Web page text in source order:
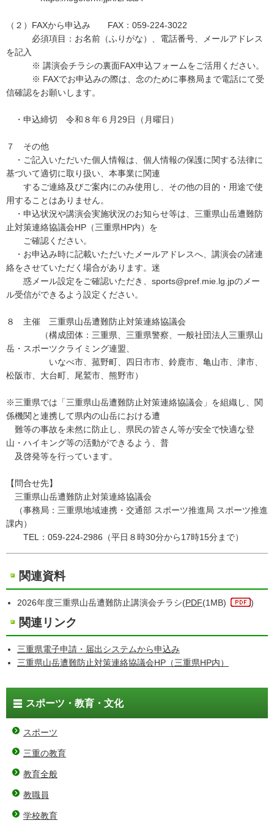
（２）FAXから申込み FAX：059-224-3022
必須項目：お名前（ふりがな）、電話番号、メールアドレス
を記入
※ 講演会チラシの裏面FAX申込フォームをご活用ください。
※ FAXでお申込みの際は、念のために事務局まで電話にて受
信確認をお願いします。
・申込締切 令和８年６月29日（月曜日）
７ その他
・ご記入いただいた個人情報は、個人情報の保護に関する法律に
基づいて適切に取り扱い、本事業に関連
するご連絡及びご案内にのみ使用し、その他の目的・用途で使
用することはありません。
・申込状況や講演会実施状況のお知らせ等は、三重県山岳遭難防
止対策連絡協議会HP（三重県HP内）を
ご確認ください。
・お申込み時に記載いただいたメールアドレスへ、講演会の諸連
絡をさせていただく場合があります。迷
惑メール設定をご確認いただき、sports@pref.mie.lg.jpのメー
ル受信ができるよう設定ください。
８ 主催 三重県山岳遭難防止対策連絡協議会
（構成団体：三重県、三重県警察、一般社団法人三重県山
岳・スポーツクライミング連盟、
いなべ市、菰野町、四日市市、鈴鹿市、亀山市、津市、
松阪市、大台町、尾鷲市、熊野市）
※三重県では「三重県山岳遭難防止対策連絡協議会」を組織し、関
係機関と連携して県内の山岳における遭
難等の事故を未然に防止し、県民の皆さん等が安全で快適な登
山・ハイキング等の活動ができるよう、普
及啓発等を行っています。
【問合せ先】
三重県山岳遭難防止対策連絡協議会
（事務局：三重県地域連携・交通部 スポーツ推進局 スポーツ推進
課内）
TEL：059-224-2986（平日８時30分から17時15分まで）
関連資料
2026年度三重県山岳遭難防止講演会チラシ(PDF(1MB) )
関連リンク
三重県電子申請・届出システムから申込み
三重県山岳遭難防止対策連絡協議会HP（三重県HP内）
スポーツ・教育・文化
スポーツ
三重の教育
教育全般
教職員
学校教育